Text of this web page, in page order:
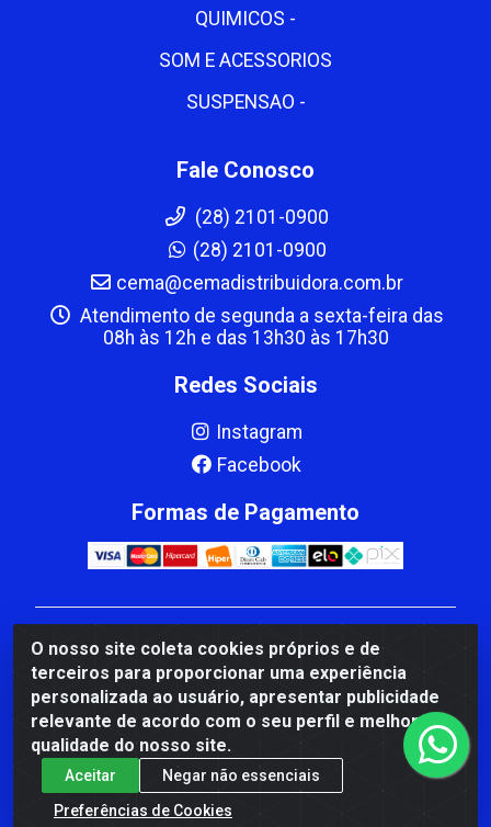
O nosso site coleta cookies próprios e de
terceiros para proporcionar uma experiência
personalizada ao usuário, apresentar publicidade
relevante de acordo com o seu perfil e melhorar a
qualidade do nosso site.
Aceitar
Negar não essenciais
Preferências de Cookies
QUIMICOS -
SOM E ACESSORIOS
SUSPENSAO -
Fale Conosco
(28) 2101-0900
(28) 2101-0900
cema@cemadistribuidora.com.br
Atendimento de segunda a sexta-feira das
08h às 12h e das 13h30 às 17h30
Redes Sociais
Instagram
Facebook
Formas de Pagamento
CBP MACEDO COMERCIO PEÇAS LTDA Matriz - av
Mauro Miranda Madureira, 1249 - Coramara , Cachoeiro
de Itapemirim/ES - CEP 29.311-310 - CNPJ
00.502.680/0001-41